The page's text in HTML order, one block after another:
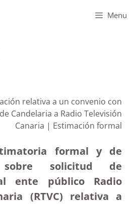
Menu
relativa a un convenio con
Candelaria a Radio Televisión
Canaria | Estimación formal
formal y de
sobre solicitud de
ente público Radio
(RTVC) relativa a